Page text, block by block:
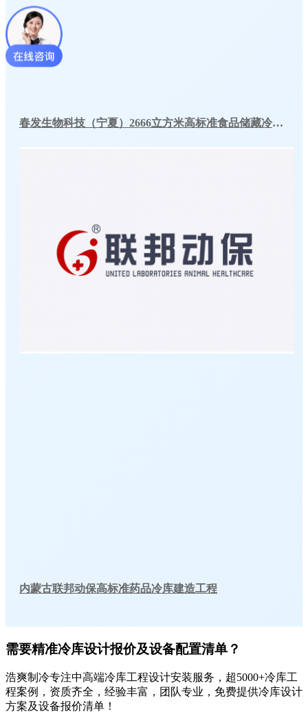
春发生物科技（宁夏）2666立方米高标准食品储藏冷库工程案例
内蒙古联邦动保高标准药品冷库建造工程
需要精准冷库设计报价及设备配置清单？
浩爽制冷专注中高端冷库工程设计安装服务，超5000+冷库工
程案例，资质齐全，经验丰富，团队专业，免费提供冷库设计
方案及设备报价清单！